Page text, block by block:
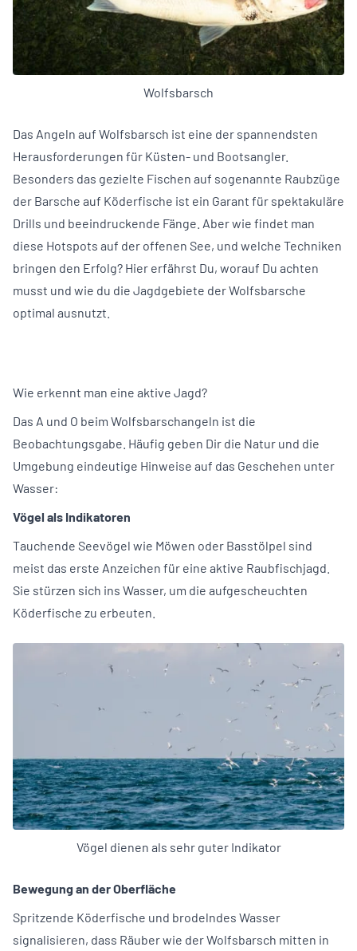
Wolfsbarsch
Das Angeln auf Wolfsbarsch ist eine der spannendsten
Herausforderungen für Küsten- und Bootsangler.
Besonders das gezielte Fischen auf sogenannte Raubzüge
der Barsche auf Köderfische ist ein Garant für spektakuläre
Drills und beeindruckende Fänge. Aber wie findet man
diese Hotspots auf der offenen See, und welche Techniken
bringen den Erfolg? Hier erfährst Du, worauf Du achten
musst und wie du die Jagdgebiete der Wolfsbarsche
optimal ausnutzt.
Wie erkennt man eine aktive Jagd?
Das A und O beim Wolfsbarschangeln ist die
Beobachtungsgabe. Häufig geben Dir die Natur und die
Umgebung eindeutige Hinweise auf das Geschehen unter
Wasser:
Vögel als Indikatoren
Tauchende Seevögel wie Möwen oder Basstölpel sind
meist das erste Anzeichen für eine aktive Raubfischjagd.
Sie stürzen sich ins Wasser, um die aufgescheuchten
Köderfische zu erbeuten.
Vögel dienen als sehr guter Indikator
Bewegung an der Oberfläche
Spritzende Köderfische und brodelndes Wasser
signalisieren, dass Räuber wie der Wolfsbarsch mitten in